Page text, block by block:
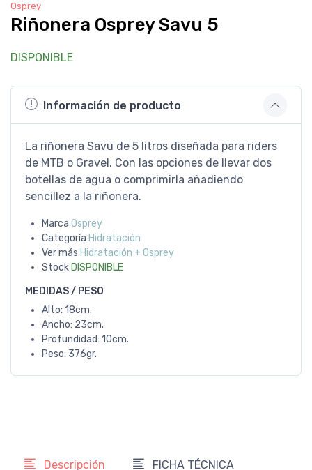
Osprey
Riñonera Osprey Savu 5
DISPONIBLE
Información de producto
La riñonera Savu de 5 litros diseñada para riders
de MTB o Gravel. Con las opciones de llevar dos
botellas de agua o comprimirla añadiendo
sencillez a la riñonera.
Marca Osprey
Categoría Hidratación
Ver más Hidratación + Osprey
Stock DISPONIBLE
MEDIDAS / PESO
Alto: 18cm.
Ancho: 23cm.
Profundidad: 10cm.
Peso: 376gr.
Descripción FICHA TÉCNICA